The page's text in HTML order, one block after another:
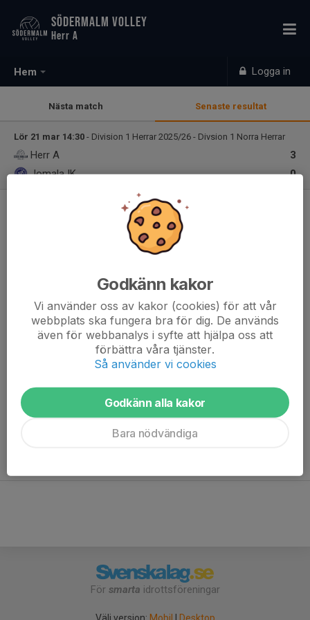
Hem Logga in
SÖDERMALM VOLLEY
Herr A
Nästa match Senaste resultat
Lör 21 mar 14:30 - Division 1 Herrar 2025/26 - Divsion 1 Norra Herrar
3
Herr A
0
Jomala IK
Här är sidan för Södermalms Volleybollklubbs Herrar A.
Ett lag i klubbens seniorverksamhet som spelar med energi,
För smarta idrottsföreningar
Godkänn kakor
Vi använder oss av kakor (cookies) för att vår
webbplats ska fungera bra för dig. De används
även för webbanalys i syfte att hjälpa oss att
förbättra våra tjänster.
Så använder vi cookies
Godkänn alla kakor
Bara nödvändiga